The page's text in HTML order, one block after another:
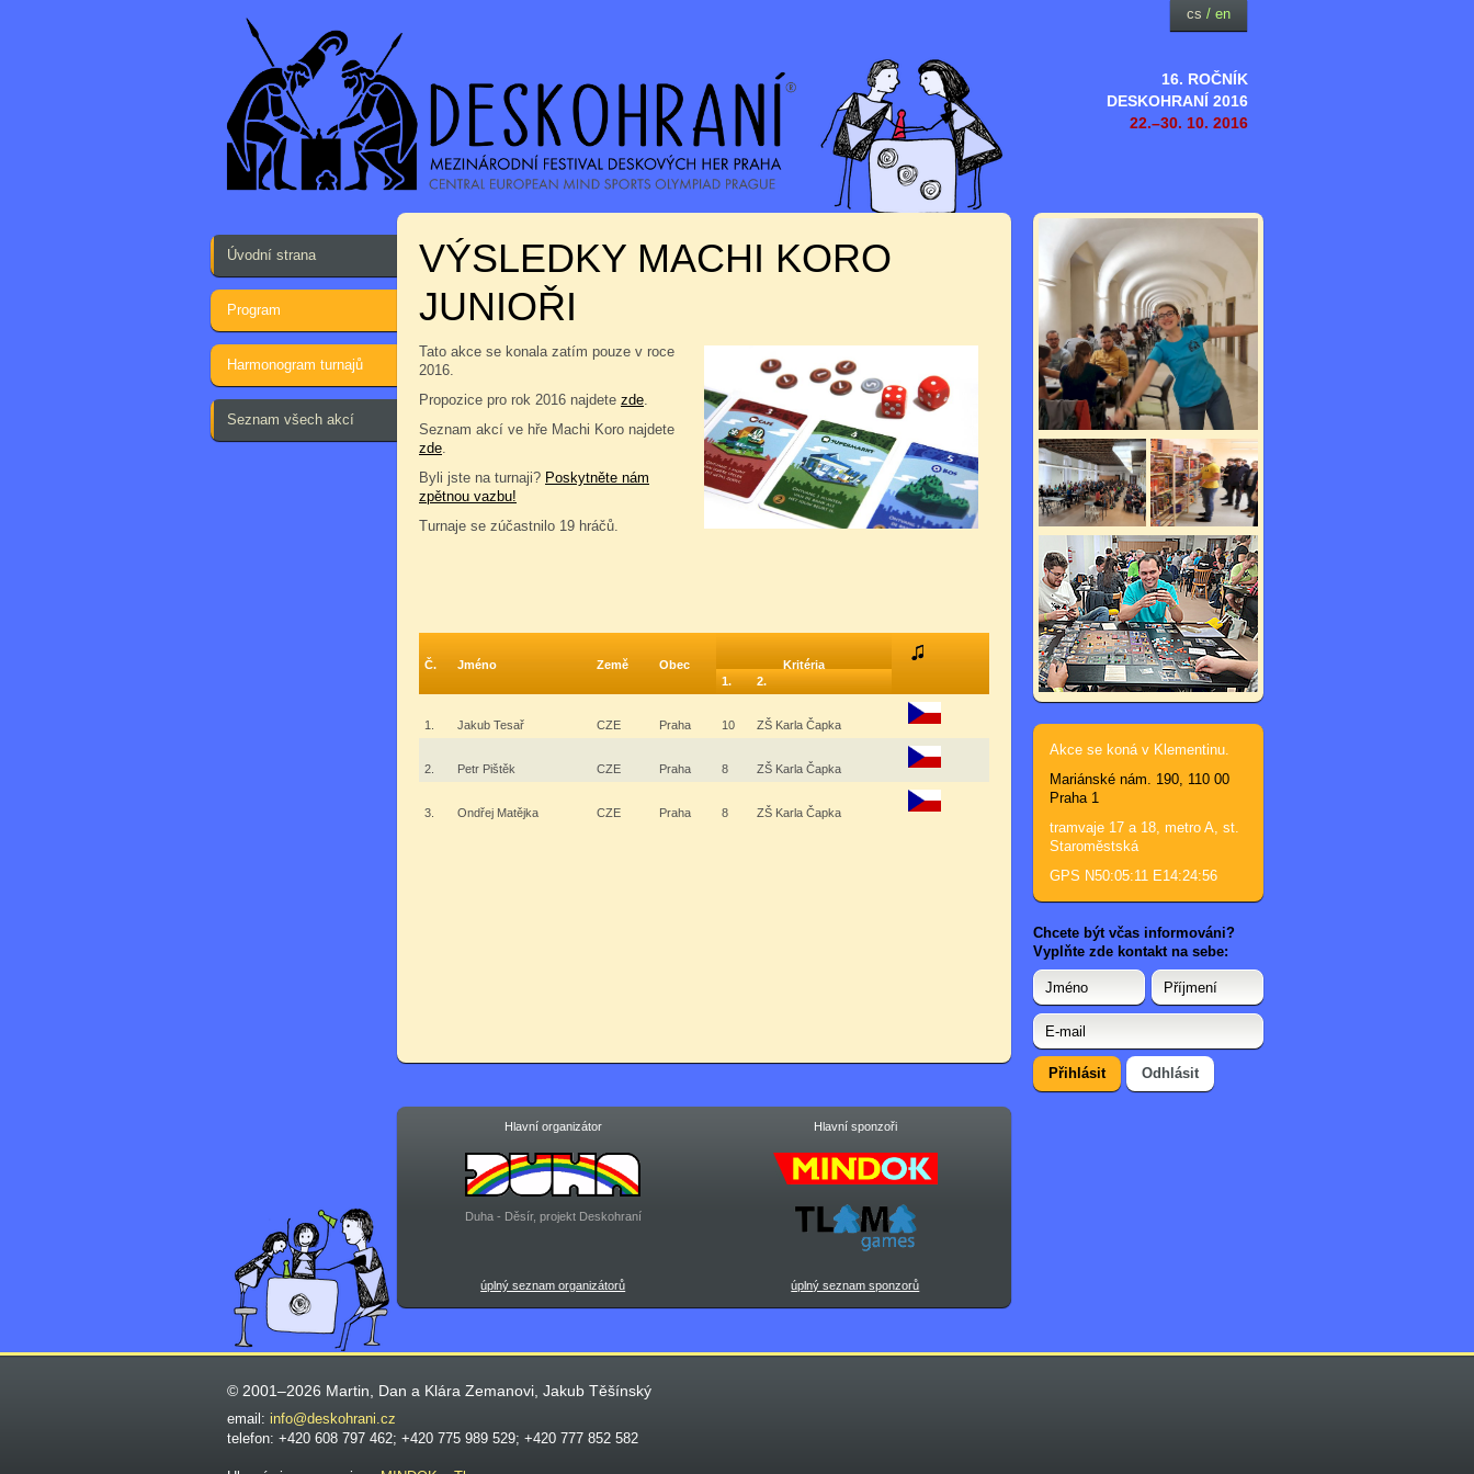
16. ROČNÍK
DESKOHRANÍ 2016
22.–30. 10. 2016
cs / en
Úvodní strana
Program
Harmonogram turnajů
Seznam všech akcí
VÝSLEDKY MACHI KORO
JUNIOŘI
Tato akce se konala zatím pouze v roce
2016.
Propozice pro rok 2016 najdete zde.
Seznam akcí ve hře Machi Koro najdete
zde.
Byli jste na turnaji? Poskytněte nám
zpětnou vazbu!
Turnaje se zúčastnilo 19 hráčů.
Č. Jméno Země Obec
Kritéria
1.
2.
1. Jakub Tesař CZE Praha 10 ZŠ Karla Čapka
2. Petr Pištěk CZE Praha 8 ZŠ Karla Čapka
3. Ondřej Matějka CZE Praha 8 ZŠ Karla Čapka
Hlavní organizátor Hlavní sponzoři
Duha - Děsír, projekt Deskohraní
úplný seznam organizátorů úplný seznam sponzorů
Akce se koná v Klementinu.
Mariánské nám. 190, 110 00
Praha 1
tramvaje 17 a 18, metro A, st.
Staroměstská
GPS N50:05:11 E14:24:56
Chcete být včas informováni?
Vyplňte zde kontakt na sebe:
© 2001–2026 Martin, Dan a Klára Zemanovi, Jakub Těšínský
email: info@deskohrani.cz
telefon: +420 608 797 462; +420 775 989 529; +420 777 852 582